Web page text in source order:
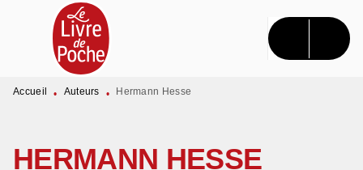
MENU RECHERCHE CONTENU
PIED DE PAGE
Accueil • Auteurs • Hermann Hesse
HERMANN HESSE